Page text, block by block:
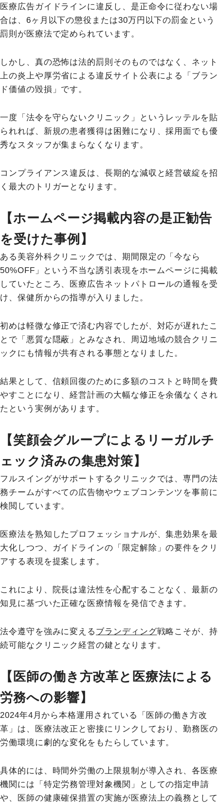
医療広告ガイドラインに違反し、是正命令に従わない場
合は、6ヶ月以下の懲役または30万円以下の罰金という
罰則が医療法で定められています。
しかし、真の恐怖は法的罰則そのものではなく、ネット
上の炎上や厚労省による違反サイト公表による「ブラン
ド価値の毀損」です。
一度「法令を守らないクリニック」というレッテルを貼
られれば、新規の患者獲得は困難になり、採用面でも優
秀なスタッフが集まらなくなります。
コンプライアンス違反は、長期的な減収と経営破綻を招
く最大のトリガーとなります。
【ホームページ掲載内容の是正勧告
を受けた事例】
ある美容外科クリニックでは、期間限定の「今なら
50%OFF」という不当な誘引表現をホームページに掲載
していたところ、医療広告ネットパトロールの通報を受
け、保健所からの指導が入りました。
初めは軽微な修正で済む内容でしたが、対応が遅れたこ
とで「悪質な隠蔽」とみなされ、周辺地域の競合クリニ
ックにも情報が共有される事態となりました。
結果として、信頼回復のために多額のコストと時間を費
やすことになり、経営計画の大幅な修正を余儀なくされ
たという実例があります。
【笑顔会グループによるリーガルチ
ェック済みの集患対策】
フルスイングがサポートするクリニックでは、専門の法
務チームがすべての広告物やウェブコンテンツを事前に
検閲しています。
医療法を熟知したプロフェッショナルが、集患効果を最
大化しつつ、ガイドラインの「限定解除」の要件をクリ
アする表現を提案します。
これにより、院長は違法性を心配することなく、最新の
知見に基づいた正確な医療情報を発信できます。
法令遵守を強みに変える ブランディング戦略こそが、持
続可能なクリニック経営の鍵となります。
【医師の働き方改革と医療法による
労務への影響】
2024年4月から本格運用されている「医師の働き方改
革」は、医療法改正と密接にリンクしており、勤務医の
労働環境に劇的な変化をもたらしています。
具体的には、時間外労働の上限規制が導入され、各医療
機関には「特定労務管理対象機関」としての指定申請
や、医師の健康確保措置の実施が医療法上の義務として